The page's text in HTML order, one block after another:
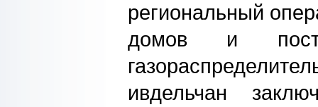
региональный
домов и
ивдельчан